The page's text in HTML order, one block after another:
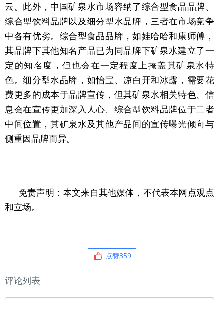
云。此外，中国矿泉水市场容纳了综合型食品品牌、
综合型饮料品牌以及细分型水品牌，三者在市场竞争
中各有优劣。综合型食品品牌，如娃哈哈和康师傅，
其品牌下其他知名产品已为同品牌下矿泉水建立了一
定的知名度，但也会在一定程度上掩盖其矿泉水特
色。细分型水品牌，如怡宝、凉白开和冰露，需要花
费更多的成本于品牌宣传，但其矿泉水相关特色、信
息会在宣传更加深入人心。综合型饮料品牌位于二者
中间位置，其矿泉水及其他产品间的宣传曝光倾向与
侧重因品牌而异。
免责声明：本文来自其他媒体，不代表本网点观点
和立场。
点赞359
评论列表